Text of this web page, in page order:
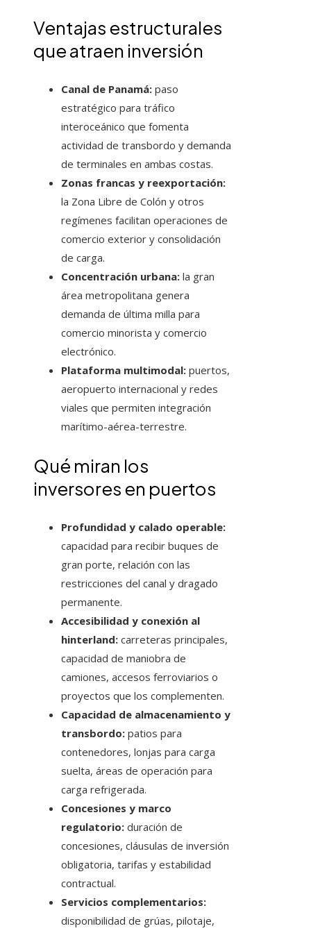
Ventajas estructurales
que atraen inversión
Canal de Panamá: paso
estratégico para tráfico
interoceánico que fomenta
actividad de transbordo y demanda
de terminales en ambas costas.
Zonas francas y reexportación:
la Zona Libre de Colón y otros
regímenes facilitan operaciones de
comercio exterior y consolidación
de carga.
Concentración urbana: la gran
área metropolitana genera
demanda de última milla para
comercio minorista y comercio
electrónico.
Plataforma multimodal: puertos,
aeropuerto internacional y redes
viales que permiten integración
marítimo-aérea-terrestre.
Qué miran los
inversores en puertos
Profundidad y calado operable:
capacidad para recibir buques de
gran porte, relación con las
restricciones del canal y dragado
permanente.
Accesibilidad y conexión al
hinterland: carreteras principales,
capacidad de maniobra de
camiones, accesos ferroviarios o
proyectos que los complementen.
Capacidad de almacenamiento y
transbordo: patios para
contenedores, lonjas para carga
suelta, áreas de operación para
carga refrigerada.
Concesiones y marco
regulatorio: duración de
concesiones, cláusulas de inversión
obligatoria, tarifas y estabilidad
contractual.
Servicios complementarios:
disponibilidad de grúas, pilotaje,